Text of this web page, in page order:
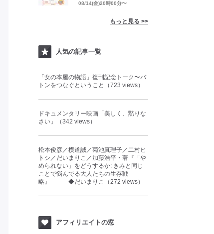
08/14(金)20時00分〜
もっと見る >>
人気の記事一覧
「女の本屋の物語」復刊記念トーク〜バ
トンをつなぐということ（723 views）
ドキュメンタリー映画「美しく、黙りな
さい」（342 views）
松本俊彦／横道誠／菊池真理子／二村ヒ
トシ／だいまりこ／加藤浩平・著『「や
められない」をどうするか: きみと同じ
ことで悩んでる大人たちの生存戦
略』 ◆だいまりこ（272 views）
アフィリエイトの窓